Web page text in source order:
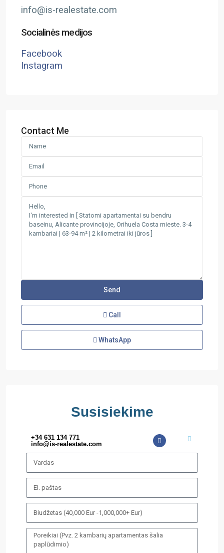
info@is-realestate.com
Socialinės medijos
Facebook
Instagram
Contact Me
Call
WhatsApp
Susisiekime
+34 631 134 771
info@is-realestate.com